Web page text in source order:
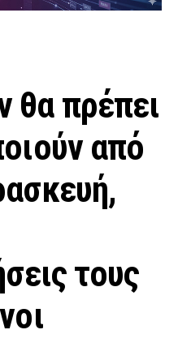
θα πρέπει
από
τους